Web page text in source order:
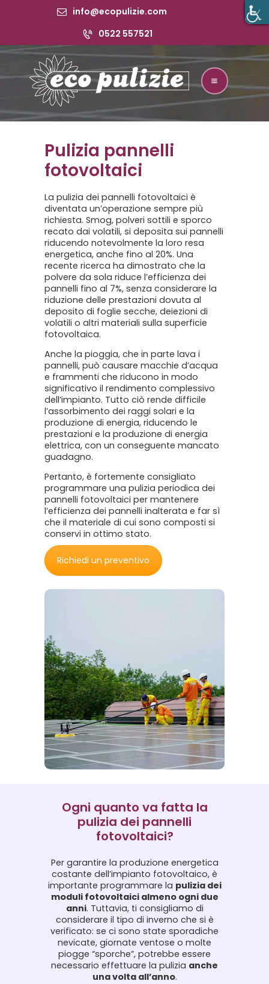
info@ecopulizie.com
0522 557521
PULIZIE
CONTINUATIVE
PULIZIE
STRAORDINARIE
SANIFICAZIONE
Pulizia pannelli
fotovoltaici
La pulizia dei pannelli fotovoltaici è
diventata un’operazione sempre più
richiesta. Smog, polveri sottili e sporco
recato dai volatili, si deposita sui pannelli
riducendo notevolmente la loro resa
energetica, anche fino al 20%. Una
recente ricerca ha dimostrato che la
polvere da sola riduce l’efficienza dei
pannelli fino al 7%, senza considerare la
riduzione delle prestazioni dovuta al
deposito di foglie secche, deiezioni di
volatili o altri materiali sulla superficie
fotovoltaica.
Anche la pioggia, che in parte lava i
pannelli, può causare macchie d’acqua
e frammenti che riducono in modo
significativo il rendimento complessivo
dell’impianto. Tutto ciò rende difficile
l’assorbimento dei raggi solari e la
produzione di energia, riducendo le
prestazioni e la produzione di energia
elettrica, con un conseguente mancato
guadagno.
Pertanto, è fortemente consigliato
programmare una pulizia periodica dei
pannelli fotovoltaici per mantenere
l’efficienza dei pannelli inalterata e far sì
che il materiale di cui sono composti si
conservi in ottimo stato.
Richiedi un preventivo
Ogni quanto va fatta la
pulizia dei pannelli
fotovoltaici?
Per garantire la produzione energetica
costante dell’impianto fotovoltaico, è
importante programmare la pulizia dei
moduli fotovoltaici almeno ogni due
anni. Tuttavia, ti consigliamo di
considerare il tipo di inverno che si è
verificato: se ci sono state sporadiche
nevicate, giornate ventose o molte
piogge “sporche”, potrebbe essere
necessario effettuare la pulizia anche
una volta all’anno.